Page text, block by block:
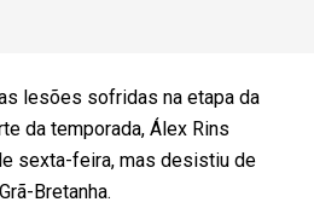
lesões sofridas na etapa da
da temporada, Álex Rins
sexta-feira, mas desistiu de
Bretanha.